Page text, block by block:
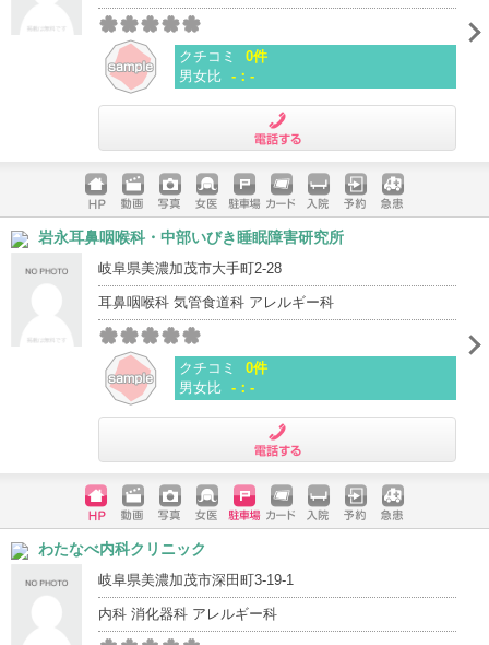
クチコミ
0件
男女比 -：-
ホームペ
ージ
動画 写真 女医 駐車場
クレジッ
トカード
入院 予約 急患
岩永耳鼻咽喉科・中部いびき睡眠障害研究所
岐阜県美濃加茂市大手町2-28
耳鼻咽喉科 気管食道科 アレルギー科
クチコミ
0件
男女比 -：-
ホームペ
ージ
動画 写真 女医 駐車場
クレジッ
入院 予約 急患
わたなべ内科クリニック
岐阜県美濃加茂市深田町3-19-1
内科 消化器科 アレルギー科